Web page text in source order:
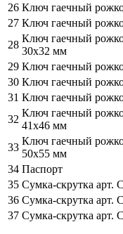
26 Ключ гаечный
27 Ключ гаечный
28
Ключ гаечный
30х32 мм
29 Ключ гаечный
30 Ключ гаечный
31 Ключ гаечный
32
Ключ гаечный
41х46 мм
33
Ключ гаечный
50х55 мм
34 Паспорт
35 Сумка-скрутка арт.
36 Сумка-скрутка арт.
37 Сумка-скрутка арт.